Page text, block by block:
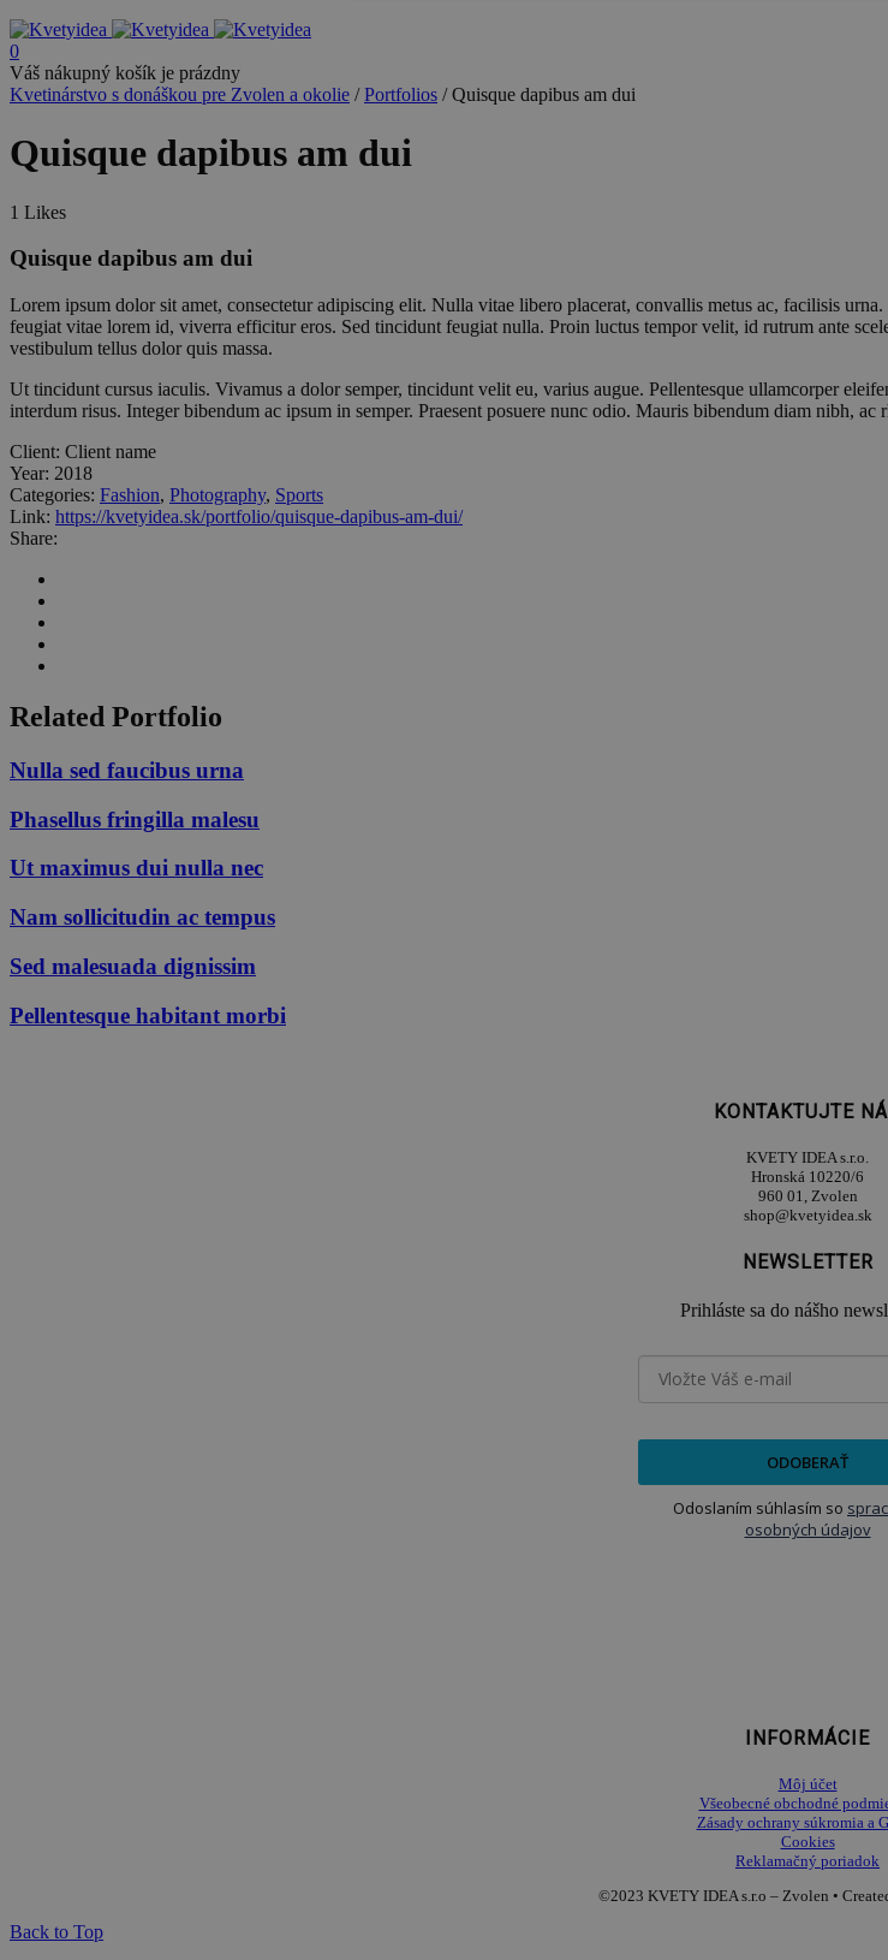
0
Váš nákupný košík je prázdny
Kvetinárstvo s donáškou pre Zvolen a okolie / Portfolios / Quisque dapibus am dui
Quisque dapibus am dui
1 Likes
Quisque dapibus am dui
Lorem ipsum dolor sit amet, consectetur adipiscing elit. Nulla vitae libero placerat, convallis metus ac, facilisis
feugiat vitae lorem id, viverra efficitur eros. Sed tincidunt feugiat nulla. Proin luctus tempor velit, id rutrum ante
vestibulum tellus dolor quis massa.
Ut tincidunt cursus iaculis. Vivamus a dolor semper, tincidunt velit eu, varius augue. Pellentesque ullamcorper
interdum risus. Integer bibendum ac ipsum in semper. Praesent posuere nunc odio. Mauris bibendum diam nibh, ac
Client: Client name
Year: 2018
Categories: Fashion, Photography, Sports
Link: https://kvetyidea.sk/portfolio/quisque-dapibus-am-dui/
Share:
Related Portfolio
Nulla sed faucibus urna
Phasellus fringilla malesu
Ut maximus dui nulla nec
Nam sollicitudin ac tempus
Sed malesuada dignissim
Pellentesque habitant morbi
KONTAKTUJTE
KVETY IDEA s.r.o.
Hronská 10220/6
960 01, Zvolen
shop@kvetyidea.sk
NEWSLETTER
Prihláste sa do nášho
ODOBERAŤ
Odoslaním súhlasím so
osobných údajov
INFORMÁCIE
Môj účet
Všeobecné obchodné
Zásady ochrany súkromia a
Cookies
Reklamačný poriadok
©2023 KVETY IDEA s.r.o – Zvolen •
Back to Top